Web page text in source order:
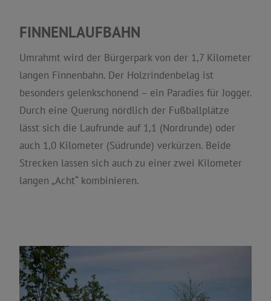
FINNENLAUFBAHN
Umrahmt wird der Bürgerpark von der 1,7 Kilometer
langen Finnenbahn. Der Holzrindenbelag ist
besonders gelenkschonend – ein Paradies für Jogger.
Durch eine Querung nördlich der Fußballplätze
lässt sich die Laufrunde auf 1,1 (Nordrunde) oder
auch 1,0 Kilometer (Südrunde) verkürzen. Beide
Strecken lassen sich auch zu einer zwei Kilometer
langen „Acht“ kombinieren.